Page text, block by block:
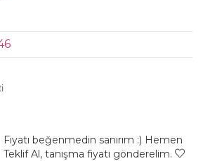
Fiyatı beğenmedin sanırım :) Hemen
Teklif Al, tanışma fiyatı gönderelim.